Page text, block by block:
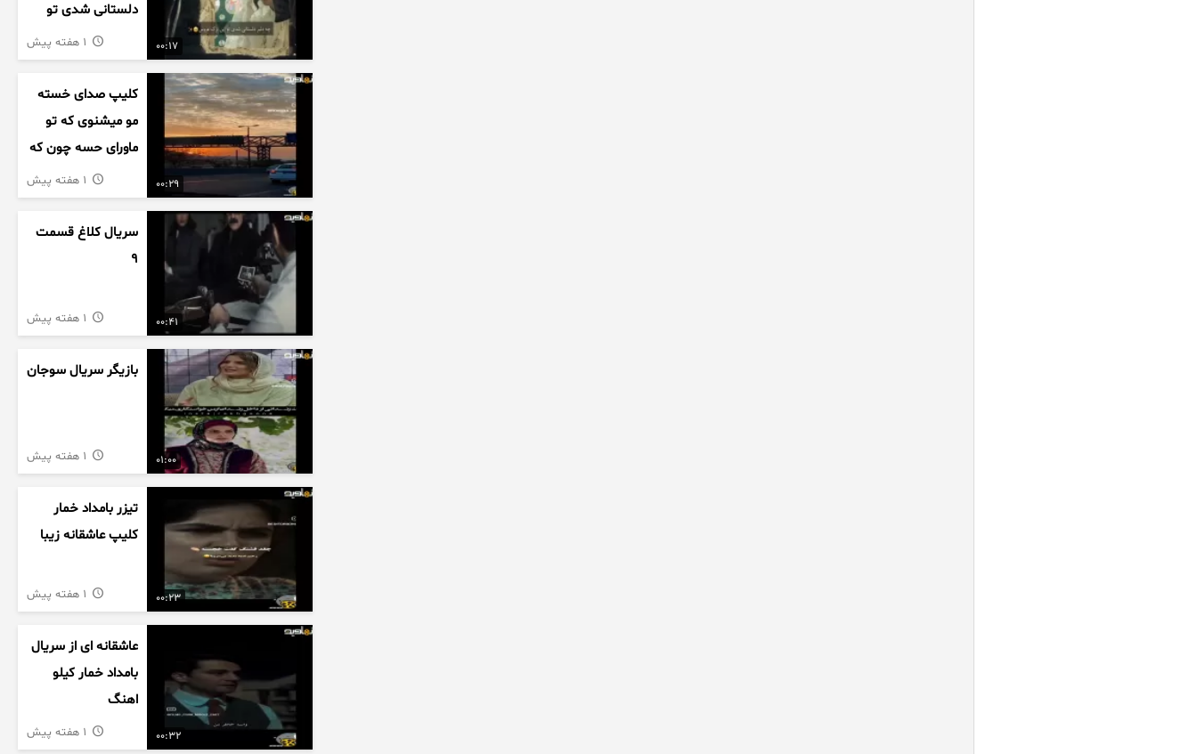
00:17
دلستانی شدی تو
این بزک عروس..
00:29
کلیپ صدای خسته
مو میشنوی که تو
ماورای حسه چون که
داریم می رسیم به
اخرای قصه
00:41
سریال کلاغ قسمت
9
01:00
بازیگر سریال سوجان
00:23
تیزر بامداد خمار
کلیپ عاشقانه زیبا
00:32
عاشقانه ای از سریال
بامداد خمار کیلو
اهنگ